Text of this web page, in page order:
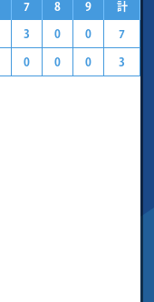
7 8 9 計
3 0 0 7
0 0 0 3